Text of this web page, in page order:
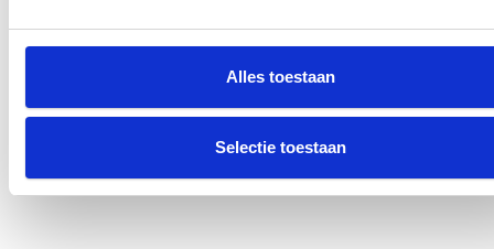
Alles toestaan
Selectie toestaan